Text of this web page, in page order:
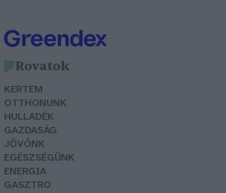
Rovatok
KERTEM
OTTHONUNK
HULLADÉK
GAZDASÁG
JÖVŐNK
EGÉSZSÉGÜNK
ENERGIA
GASZTRO